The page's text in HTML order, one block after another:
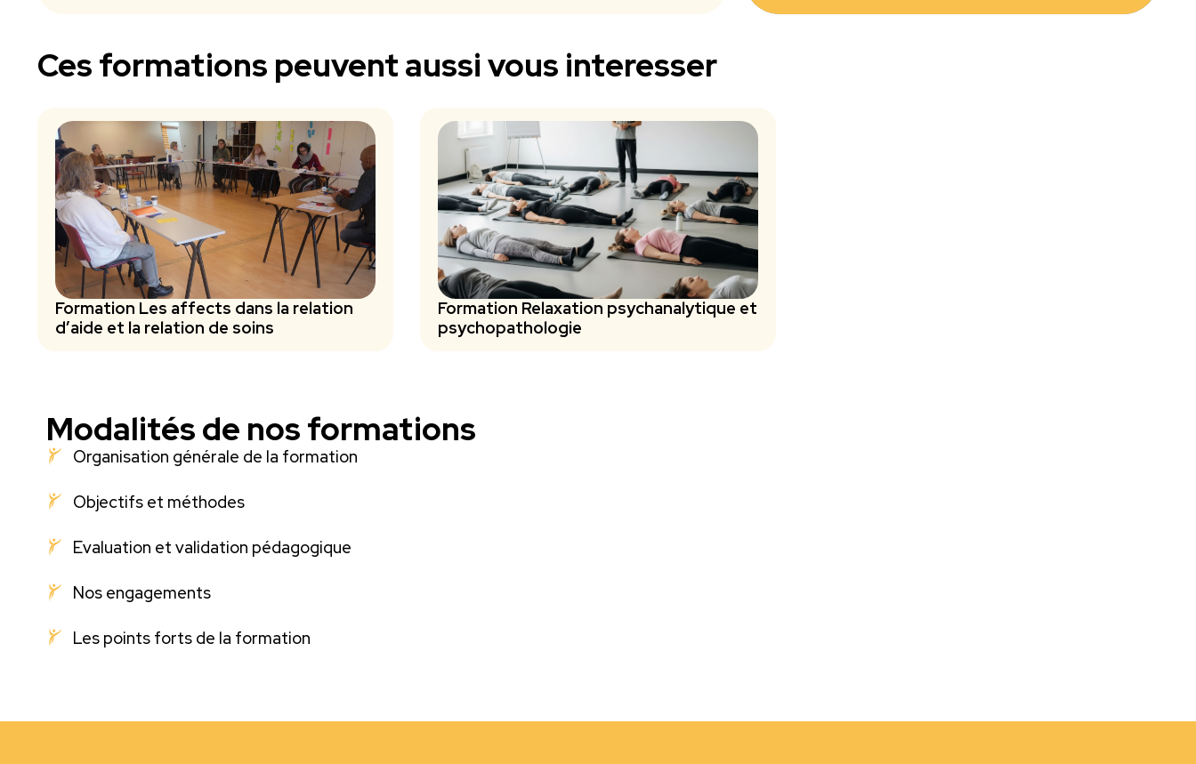
Ces formations peuvent aussi vous interesser
Formation Les affects dans la relation
d’aide et la relation de soins
Formation Relaxation psychanalytique et
psychopathologie
Modalités de nos formations
Organisation générale de la formation
Objectifs et méthodes
Evaluation et validation pédagogique
Nos engagements
Les points forts de la formation